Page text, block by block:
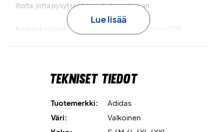
iholta, jotta pysyt raikkaana koko pelin ajan.
– valmistettu 58 % puuvillasta ja 42 %
Pelaa tyylillä ja mukavuudella – osta Adidas Heritage T-
Materiaali: 58 % puuvillaa / 42 % kierrätettyä polyesteriä.
Lue lisää
Tekniset tiedot
Tuotemerkki:
Adidas
Väri:
Valkoinen